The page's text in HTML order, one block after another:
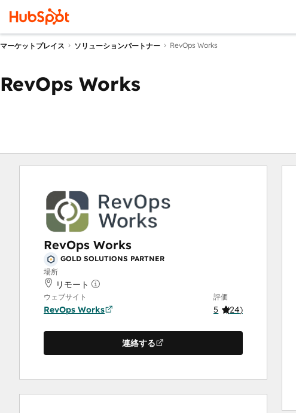
マーケットプレイス ソリューションパートナー RevOps Works
RevOps Works
RevOps Works
GOLD SOLUTIONS PARTNER
場所
リモート
ウェブサイト
RevOps Works
評価
5 (24)
連絡する